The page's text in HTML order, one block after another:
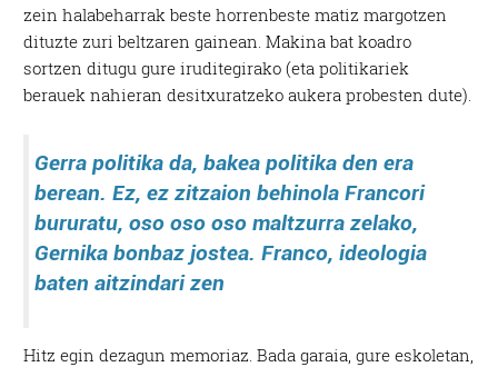
zein halabeharrak beste horrenbeste matiz margotzen
dituzte zuri beltzaren gainean. Makina bat koadro
sortzen ditugu gure iruditegirako (eta politikariek
berauek nahieran desitxuratzeko aukera probesten dute).
Gerra politika da, bakea politika den era
berean. Ez, ez zitzaion behinola Francori
bururatu, oso oso oso maltzurra zelako,
Gernika bonbaz jostea. Franco, ideologia
baten aitzindari zen
Hitz egin dezagun memoriaz. Bada garaia, gure eskoletan,